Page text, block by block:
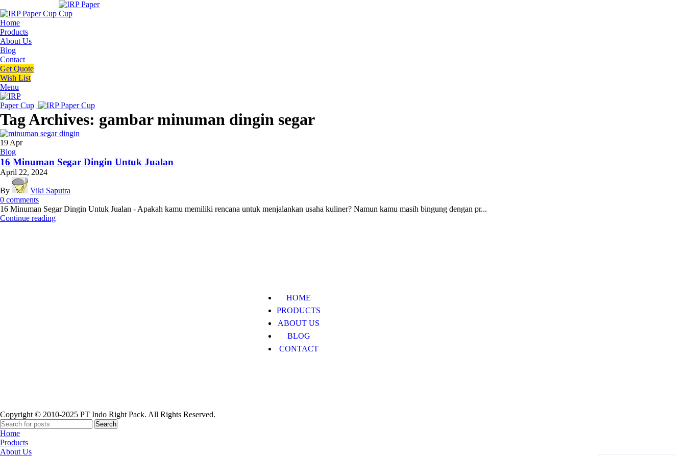
Home
Products
About Us
Blog
Contact
Get Quote
Wish List
Menu
Tag Archives: gambar minuman dingin segar
19 Apr
Blog
16 Minuman Segar Dingin Untuk Jualan
April 22, 2024
By
Viki Saputra
0 comments
16 Minuman Segar Dingin Untuk Jualan - Apakah kamu memiliki rencana untuk menjalankan usaha kuliner? Namun kamu masih bingung dengan pr...
Continue reading
HOME
PRODUCTS
ABOUT US
BLOG
CONTACT
Copyright © 2010-2025 PT Indo Right Pack. All Rights Reserved.
Search
Home
Products
About Us